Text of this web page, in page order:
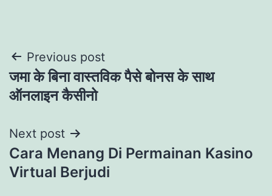
Post
navigation
Previous post
जमा के बिना वास्तविक पैसे बोनस के साथ
ऑनलाइन कैसीनो
Next post
Cara Menang Di Permainan Kasino
Virtual Berjudi